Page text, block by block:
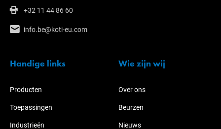
+32 11 44 86 60
info.be@koti-eu.com
Handige links
Producten
Toepassingen
Industrieën
Wie zijn wij
Over ons
Beurzen
Nieuws